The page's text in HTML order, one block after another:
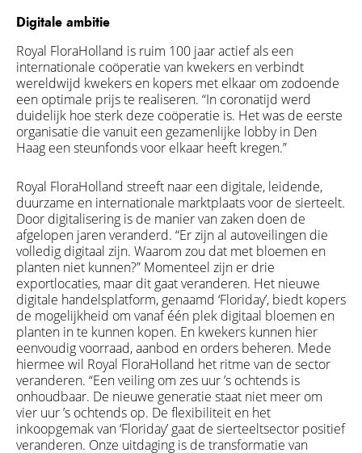
Digitale ambitie
Royal FloraHolland is ruim 100 jaar actief als een
internationale coöperatie van kwekers en verbindt
wereldwijd kwekers en kopers met elkaar om zodoende
een optimale prijs te realiseren. “In coronatijd werd
duidelijk hoe sterk deze coöperatie is. Het was de eerste
organisatie die vanuit een gezamenlijke lobby in Den
Haag een steunfonds voor elkaar heeft kregen.”
Royal FloraHolland streeft naar een digitale, leidende,
duurzame en internationale marktplaats voor de sierteelt.
Door digitalisering is de manier van zaken doen de
afgelopen jaren veranderd. “Er zijn al autoveilingen die
volledig digitaal zijn. Waarom zou dat met bloemen en
planten niet kunnen?” Momenteel zijn er drie
exportlocaties, maar dit gaat veranderen. Het nieuwe
digitale handelsplatform, genaamd ‘Floriday’, biedt kopers
de mogelijkheid om vanaf één plek digitaal bloemen en
planten in te kunnen kopen. En kwekers kunnen hier
eenvoudig voorraad, aanbod en orders beheren. Mede
hiermee wil Royal FloraHolland het ritme van de sector
veranderen. “Een veiling om zes uur ’s ochtends is
onhoudbaar. De nieuwe generatie staat niet meer om
vier uur ’s ochtends op. De flexibiliteit en het
inkoopgemak van ‘Floriday’ gaat de sierteeltsector positief
veranderen. Onze uitdaging is de transformatie van